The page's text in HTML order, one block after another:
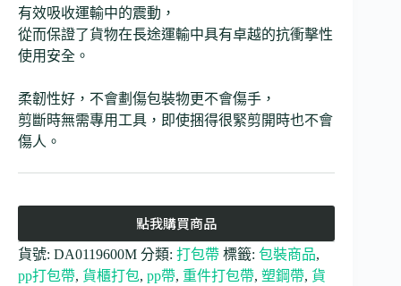
有效吸收運輸中的震動，
從而保證了貨物在長途運輸中具有卓越的抗衝擊性
使用安全。
柔韌性好，不會劃傷包裝物更不會傷手，
剪斷時無需專用工具，即使捆得很緊剪開時也不會
傷人。
點我購買商品
貨號: DA0119600M 分類: 打包帶 標籤: 包裝商品,
pp打包帶, 貨櫃打包, pp帶, 重件打包帶, 塑鋼帶, 貨